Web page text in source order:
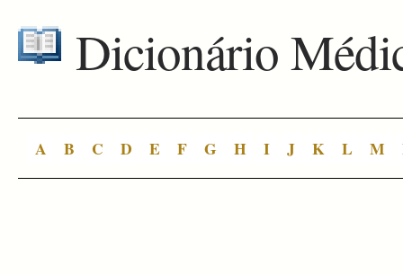
Dicionário
A B C D E F G H I J K L M